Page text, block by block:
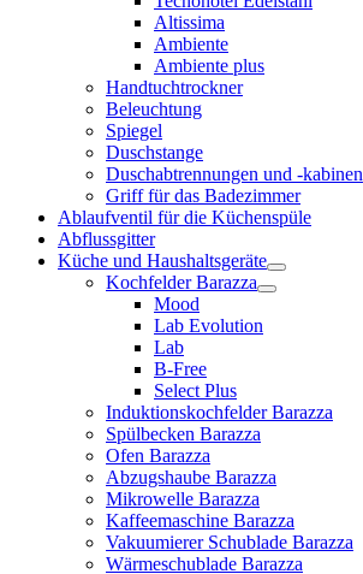
Altissima
Ambiente
Ambiente plus
Handtuchtrockner
Beleuchtung
Spiegel
Duschstange
Duschabtrennungen und -kabinen
Griff für das Badezimmer
Ablaufventil für die Küchenspüle
Abflussgitter
Küche und Haushaltsgeräte
Kochfelder Barazza
Mood
Lab Evolution
Lab
B-Free
Select Plus
Induktionskochfelder Barazza
Spülbecken Barazza
Ofen Barazza
Abzugshaube Barazza
Mikrowelle Barazza
Kaffeemaschine Barazza
Vakuumierer Schublade Barazza
Wärmeschublade Barazza